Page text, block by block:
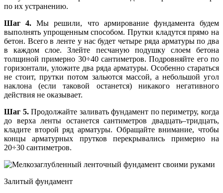
по их устранению.
Шаг 4. Мы решили, что армирование фундамента будем
выполнять упрощенным способом. Прутки кладутся прямо на
бетон. Всего в ленте у нас будет четыре ряда арматуры по два
в каждом слое. Злейте песчаную подушку слоем бетона
толщиной примерно 30÷40 сантиметров. Подровняйте его по
горизонтали, уложите два ряда арматуры. Особенно стараться
не стоит, прутки потом зальются массой, а небольшой угол
наклона (если таковой останется) никакого негативного
действия не оказывает.
Шаг 5.Продолжайте заливать фундамент по периметру, когда
до верха ленты останется сантиметров двадцать–тридцать,
кладите второй ряд арматуры. Обращайте внимание, чтобы
концы арматурных прутков перекрывались примерно на
20÷30 сантиметров.
Залитый фундамент